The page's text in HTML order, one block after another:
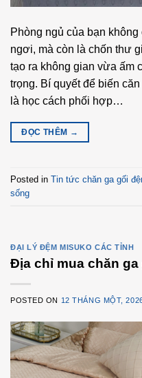
Phòng ngủ của bạn
ngơi, mà còn là chốn thư
tạo ra không gian vừa ấm
trọng. Bí quyết để biến
là học cách phối hợp…
ĐỌC THÊM →
Posted in Tin tức chăn ga gối
sống
ĐẠI LÝ ĐỆM MISUKO CÁC TỈNH
Địa chỉ mua chăn
POSTED ON 12 THÁNG MỘT,